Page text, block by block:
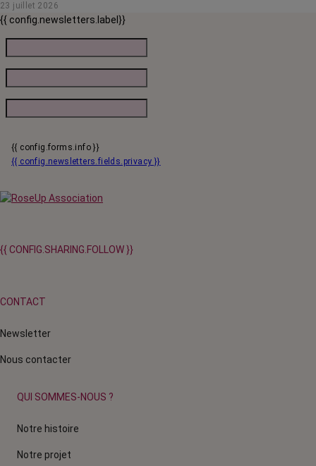
chroniques, et en premier lieu les personnes touchées par un cancer,
qui vont payer le prix fort. RoseUp alerte : cette mesure ne
responsabilise personne, elle punit des patients qui n'ont pas le choix.
23 juillet 2026
{{ config.newsletters.label}}
{{ config.forms.info }}
{{ config.newsletters.fields.privacy }}
{{ CONFIG.SHARING.FOLLOW }}
CONTACT
Newsletter
Nous contacter
QUI SOMMES-NOUS ?
Notre histoire
Notre projet